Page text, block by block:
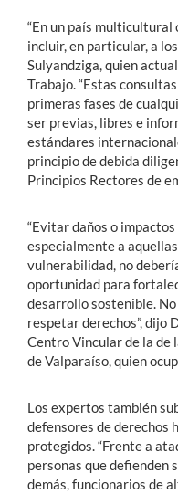
“En un país multicultural
incluir, en particular, a
Sulyandziga, quien
Trabajo. “Estas
primeras fases de
ser previas, libres e
estándares
principio de debida
Principios Rectores de
“Evitar daños o
especialmente a
vulnerabilidad, no
oportunidad para
desarrollo sostenible.
respetar derechos”, dijo
Centro Vincular de la
de Valparaíso, quien
Los expertos también
defensores de derechos
protegidos. “Frente a
personas que defienden
demás, funcionarios de